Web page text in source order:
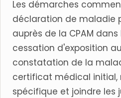
Les démarches
déclaration de maladie
auprès de la CPAM
cessation d'exposition
constatation de la
certificat médical initial,
spécifique et joindre les